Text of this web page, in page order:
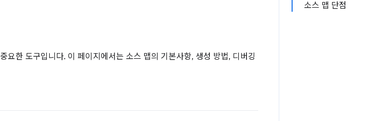
소스 맵 단점
요한 도구입니다. 이 페이지에서는 소스 맵의 기본사항, 생성 방법, 디버깅